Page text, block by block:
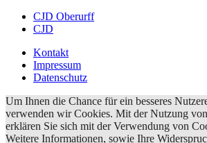
CJD Oberurff
CJD
Kontakt
Impressum
Datenschutz
Um Ihnen die Chance für ein besseres
verwenden wir Cookies. Mit der Nutzung
erklären Sie sich mit der Verwendung von
Weitere Informationen, sowie Ihre